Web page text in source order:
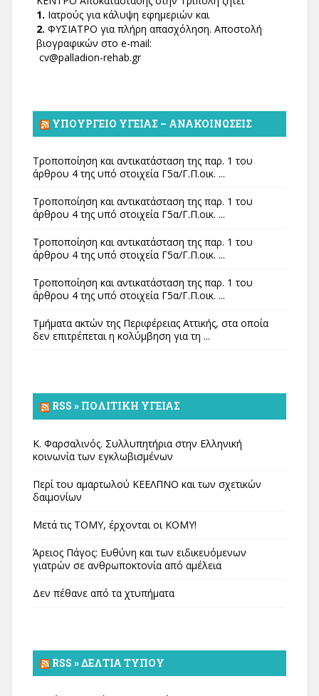
1. Ιατρούς για κάλυψη εφημεριών και
2. ΦΥΣΙΑΤΡΟ για πλήρη απασχόληση. Αποστολή
βιογραφικών στο e-mail:
cv@palladion-rehab.gr
ΥΠΟΥΡΓΕΊΟ ΥΓΕΊΑΣ – ΑΝΑΚΟΙΝΏΣΕΙΣ
Τροποποίηση και αντικατάσταση της παρ. 1 του
άρθρου 4 της υπό στοιχεία Γ5α/Γ.Π.οικ. ...
Τροποποίηση και αντικατάσταση της παρ. 1 του
άρθρου 4 της υπό στοιχεία Γ5α/Γ.Π.οικ. ...
Τροποποίηση και αντικατάσταση της παρ. 1 του
άρθρου 4 της υπό στοιχεία Γ5α/Γ.Π.οικ. ...
Τροποποίηση και αντικατάσταση της παρ. 1 του
άρθρου 4 της υπό στοιχεία Γ5α/Γ.Π.οικ. ...
Τμήματα ακτών της Περιφέρειας Αττικής, στα οποία
δεν επιτρέπεται η κολύμβηση για τη ...
RSS » ΠΟΛΙΤΙΚΉ ΥΓΕΊΑΣ
Κ. Φαρσαλινός. Συλλυπητήρια στην Ελληνική
κοινωνία των εγκλωβισμένων
Περί του αμαρτωλού ΚΕΕΛΠΝΟ και των σχετικών
δαιμονίων
Μετά τις ΤΟΜΥ, έρχονται οι ΚΟΜΥ!
Άρειος Πάγος: Ευθύνη και των ειδικευόμενων
γιατρών σε ανθρωποκτονία από αμέλεια
Δεν πέθανε από τα χτυπήματα
RSS » ΔΕΛΤΊΑ ΤΎΠΟΥ